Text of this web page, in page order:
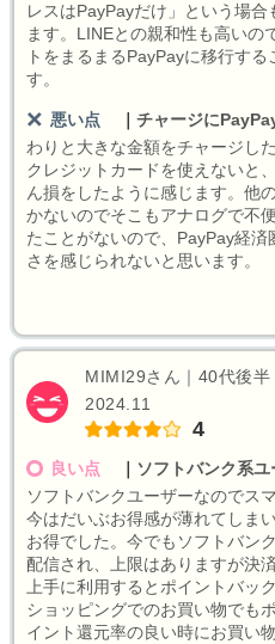
レスはPayPayだけ」という場
ます。LINEとの親和性も高いの
トをまるまるPayPayに移行す
す。
悪い点
チャージに
わりと大きな金額をチャージし
クレジットカードを使えないと
ん損をしたように感じます。他
かないのでそこもアナログで不
たことがないので、PayPay経
さを感じられないと思います。
MIMI29さん｜40代後半
2024.11
4
良い点
ソフトバンク系
ソフトバンクユーザーなのでス
今はだいぶお得感が薄れてしま
お得でした。今でもソフトバン
配信され、上限はありますが決
上手に利用するとポイントバッ
ショッピングでのお買い物でも
イント還元率の良い時にお買い